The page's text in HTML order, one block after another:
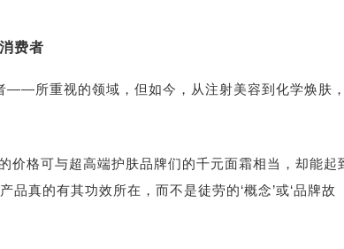
费者
所重视的领域，但如今，从注射美容到 化学焕肤
格可与超高端护肤品牌们的千元面霜相当，却能起
真的有其功效所在，而不是徒劳的‘概念’或‘品牌故